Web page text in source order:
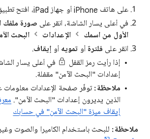
على هاتف iPhone أو جهاز iPad، افتح تطبيق Google
في أعلى يسار الشاشة، انقر على صورة
الأول من اسمك
الإعدادات البحث
انقر على فلترة أو تمويه أو إيقاف.
إذا رأيت رمز القفل
في أعلى يسار
إعدادات "البحث الآمن" مقفلة.
ملاحظة: توفّر صفحة الإعدادات
الذين يديرون إعدادات "البحث الآمن".
إيقاف ميزة "البحث الآمن" في حسابك
ملاحظة: للبحث باستخدام الكاميرا والصوت